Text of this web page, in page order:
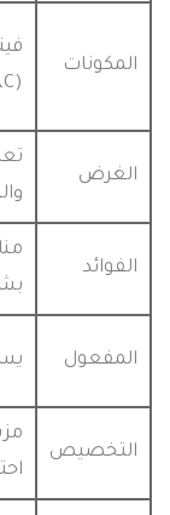
المكونات
(C، زنك، B، غلوتاثيون)
الغرض
الفوائد
المفعول
التخصيص